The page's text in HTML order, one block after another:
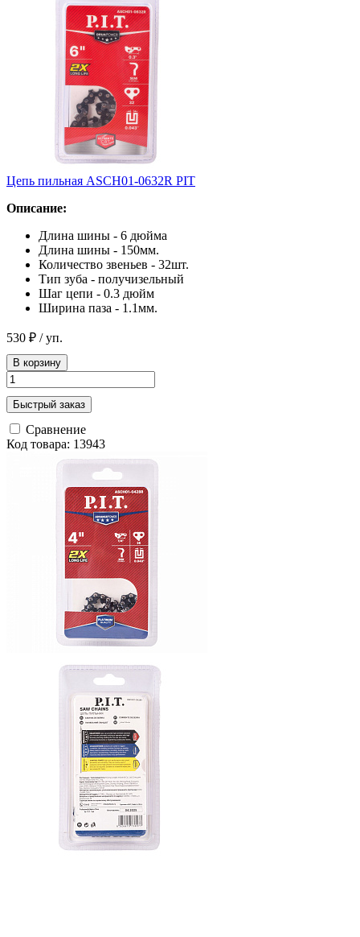
Цепь пильная ASCH01-0632R PIT
Описание:
Длина шины - 6 дюйма
Длина шины - 150мм.
Количество звеньев - 32шт.
Тип зуба - получизельный
Шаг цепи - 0.3 дюйм
Ширина паза - 1.1мм.
530 ₽ / уп.
В корзину
Быстрый заказ
Сравнение
Код товара: 13943